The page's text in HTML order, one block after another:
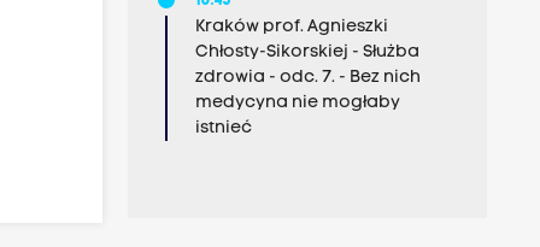
Kraków prof. Agnieszki
Chłosty-Sikorskiej - Służba
zdrowia - odc. 7. - Bez nich
medycyna nie mogłaby
istnieć